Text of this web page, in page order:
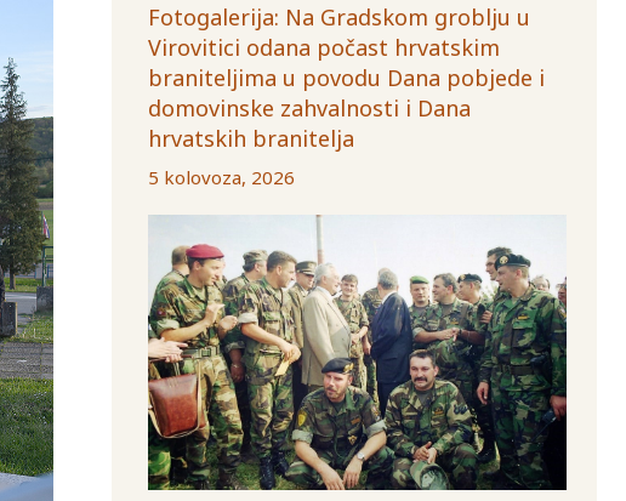
Fotogalerija: Na Gradskom groblju u
Virovitici odana počast hrvatskim
braniteljima u povodu Dana pobjede i
domovinske zahvalnosti i Dana
hrvatskih branitelja
5 kolovoza, 2026